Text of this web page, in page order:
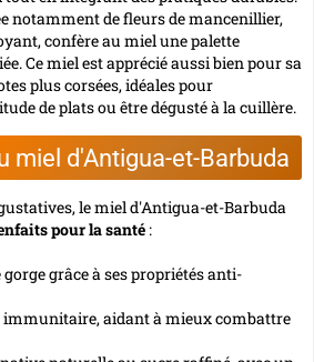
notamment de fleurs de mancenillier,
confère au miel une palette
Ce miel est apprécié aussi bien pour sa
plus corsées, idéales pour
de plats ou être dégusté à la cuillère.
miel d'Antigua-et-Barbuda
le miel d'Antigua-et-Barbuda
pour la santé :
grâce à ses propriétés anti-
aidant à mieux combattre